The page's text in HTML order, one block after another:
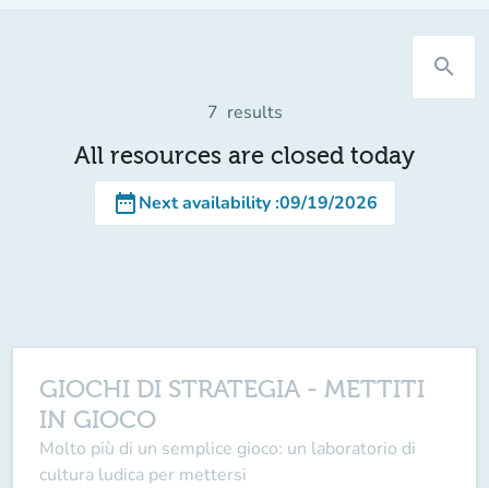
search
7 results
All resources are closed today
date_rangeNext availability:09/19/2026
GIOCHI DI STRATEGIA - METTITI
IN GIOCO
Molto più di un semplice gioco: un laboratorio di
cultura ludica per mettersi